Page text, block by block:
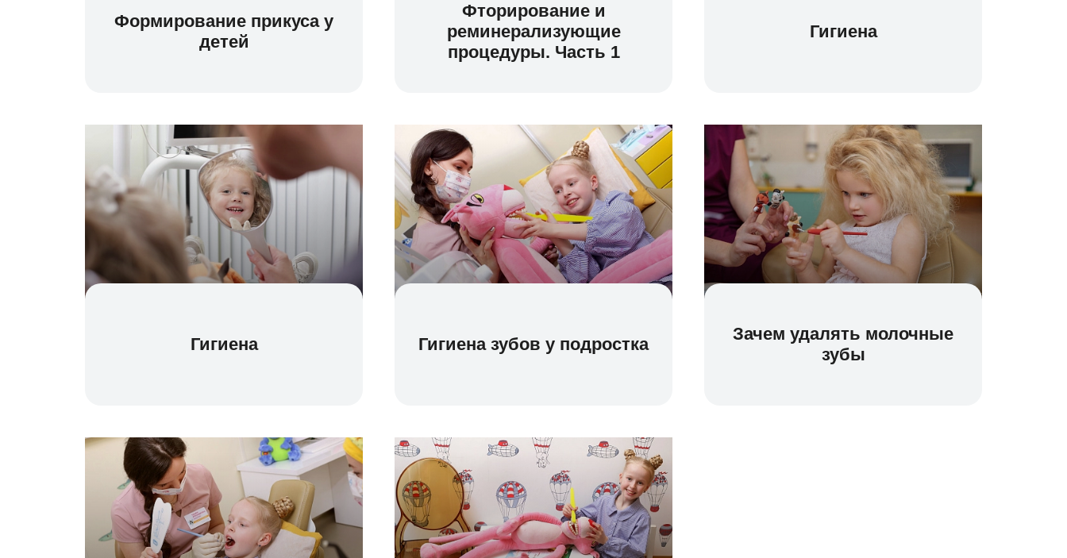
Формирование прикуса у
детей
Фторирование и
реминерализующие
процедуры. Часть 1
Гигиена
Гигиена Гигиена зубов у подростка
Зачем удалять молочные
зубы